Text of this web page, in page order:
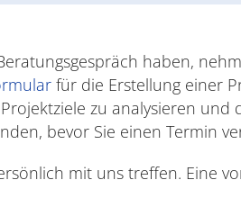
haben,
für die Erstellung einer
zu analysieren und
bevor Sie einen Termin
mit uns treffen. Eine